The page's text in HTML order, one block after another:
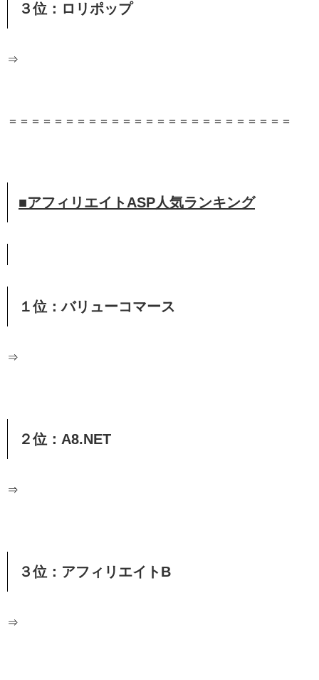
３位：ロリポップ
⇒
＝＝＝＝＝＝＝＝＝＝＝＝＝＝＝＝＝＝＝＝＝＝＝＝＝
■アフィリエイトASP人気ランキング
１位：バリューコマース
⇒
２位：A8.NET
⇒
３位：アフィリエイトB
⇒